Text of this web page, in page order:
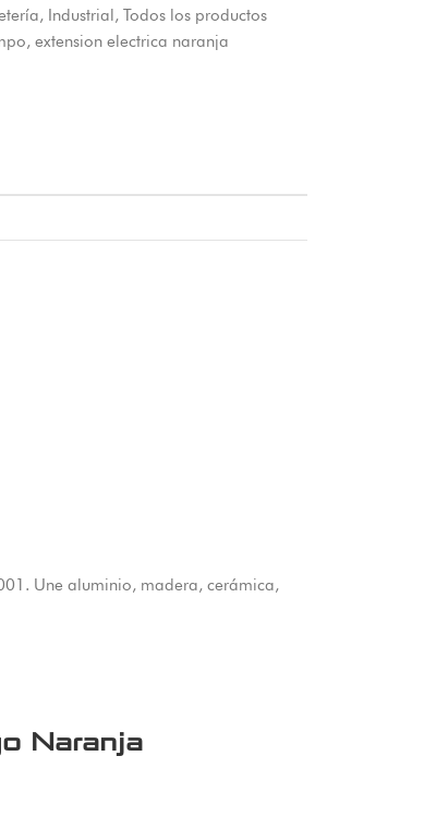
, Industrial, Todos los productos
, extension electrica naranja
Une aluminio, madera, cerámica,
Naranja